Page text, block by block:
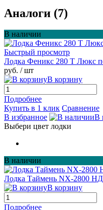
Аналоги (7)
В наличии
Быстрый просмотр
Лодка Феникс 280 Т Люкс
руб. / шт
В корзину
Подробнее
Купить в 1 клик Сравнение
В избранное
В
Выбери цвет лодки
В наличии
Лодка Таймень NX-2800
В корзину
Подробнее